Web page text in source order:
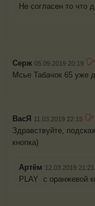
Не согласен то что
Серж 05.09.2019 20:19
Мсье Табачок 65 уже
ВасЯ 11.03.2019 22:15
Здравствуйте,
кнопка)
Артём 12.03.2019 21:21
PLAY с оранжевой